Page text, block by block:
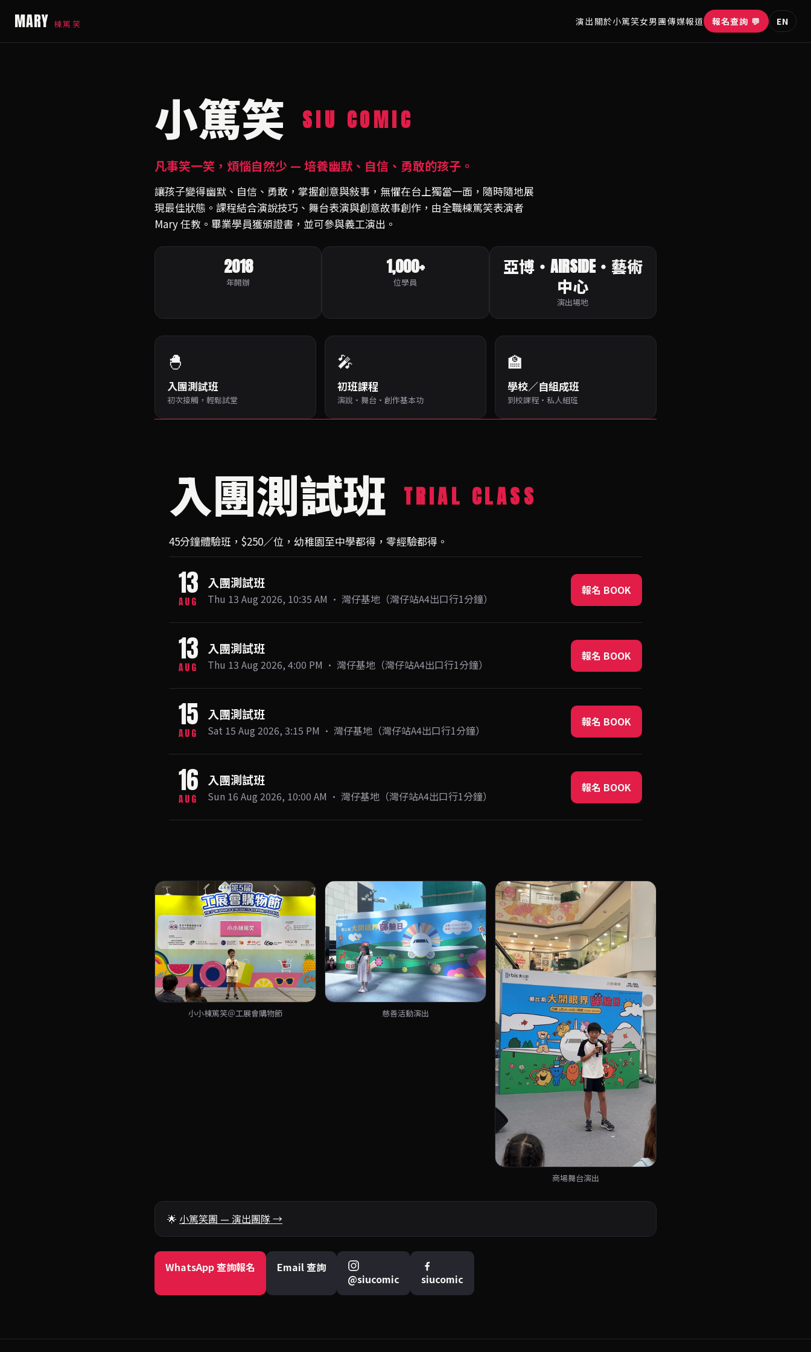
MARY 棟篤笑 演出 關於小篤笑女男團傳媒報道 報名查詢 💬 EN
小篤笑 SIU COMIC
凡事笑一笑，煩惱自然少 — 培養幽默、自信、勇敢的孩子。
讓孩子變得幽默、自信、勇敢，掌握創意與敍事，無懼在台上獨當一面，隨時隨地展
現最佳狀態。課程結合演說技巧、舞台表演與創意故事創作，由全職棟篤笑表演者
Mary 任教。畢業學員獲頒證書，並可參與義工演出。
2018
年開辦
1,000+
位學員
亞博・AIRSIDE・藝術
中心
演出場地
🐣
入團測試班
初次接觸，輕鬆試堂
🎤
初班課程
演說・舞台・創作基本功
🏫
學校／自組成班
到校課程・私人組班
入團測試班 TRIAL CLASS
45分鐘體驗班，$250／位，幼稚園至中學都得，零經驗都得。
13
AUG
入團測試班
Thu 13 Aug 2026, 10:35 AM · 灣仔基地（灣仔站A4出口行1分鐘）
報名 BOOK
13
AUG
入團測試班
Thu 13 Aug 2026, 4:00 PM · 灣仔基地（灣仔站A4出口行1分鐘）
報名 BOOK
15
AUG
入團測試班
Sat 15 Aug 2026, 3:15 PM · 灣仔基地（灣仔站A4出口行1分鐘）
報名 BOOK
16
AUG
入團測試班
Sun 16 Aug 2026, 10:00 AM · 灣仔基地（灣仔站A4出口行1分鐘）
報名 BOOK
小小棟篤笑＠工展會購物節 慈善活動演出
商場舞台演出
🌟 小篤笑團 — 演出團隊 →
WhatsApp 查詢報名
Email 查詢
@siucomic
siucomic